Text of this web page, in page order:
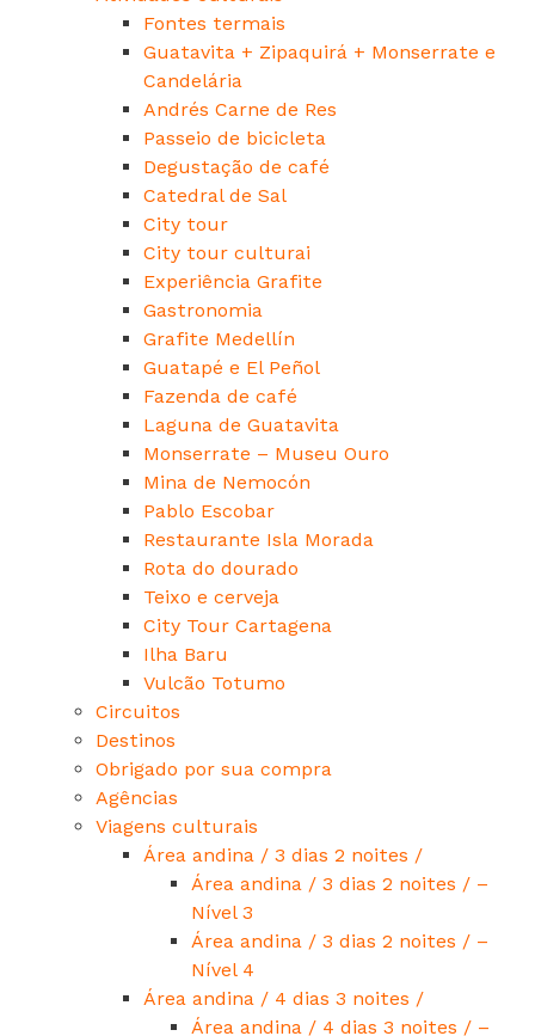
Fontes termais
Guatavita + Zipaquirá + Monserrate e
Candelária
Andrés Carne de Res
Passeio de bicicleta
Degustação de café
Catedral de Sal
City tour
City tour culturai
Experiência Grafite
Gastronomia
Grafite Medellín
Guatapé e El Peñol
Fazenda de café
Laguna de Guatavita
Monserrate – Museu Ouro
Mina de Nemocón
Pablo Escobar
Restaurante Isla Morada
Rota do dourado
Teixo e cerveja
City Tour Cartagena
Ilha Baru
Vulcão Totumo
Circuitos
Destinos
Obrigado por sua compra
Agências
Viagens culturais
Área andina / 3 dias 2 noites /
Área andina / 3 dias 2 noites / –
Nível 3
Área andina / 3 dias 2 noites / –
Nível 4
Área andina / 4 dias 3 noites /
Área andina / 4 dias 3 noites / –